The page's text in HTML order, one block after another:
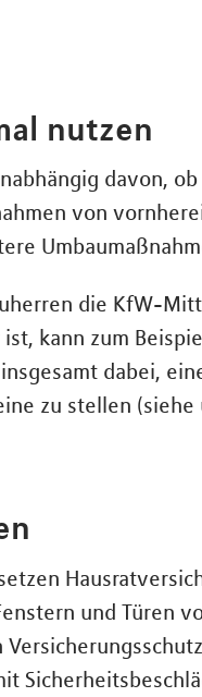
nutzen
davon,
von
die KfW-
kann zum
dabei,
zu stellen (siehe
und Türen